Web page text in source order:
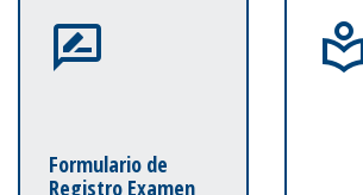
Formulario de
Registro Examen